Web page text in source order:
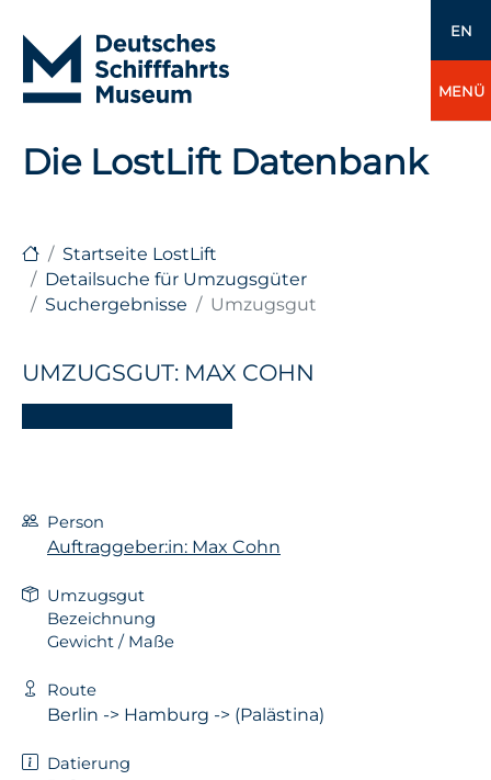
EN
MENÜ
Die LostLift Datenbank
Startseite LostLift
Detailsuche für Umzugsgüter
Suchergebnisse
Umzugsgut
UMZUGSGUT: MAX COHN
Person
Auftraggeber:in: Max Cohn
Umzugsgut
Bezeichnung
Gewicht / Maße
Route
Berlin -> Hamburg -> (Palästina)
Datierung